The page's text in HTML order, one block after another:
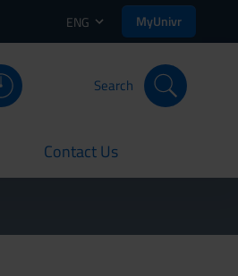
ENG MyUnivr
Search
Contact Us
current